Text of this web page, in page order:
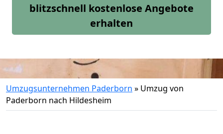
blitzschnell kostenlose Angebote
erhalten
Umzugsunternehmen Paderborn » Umzug von
Paderborn nach Hildesheim